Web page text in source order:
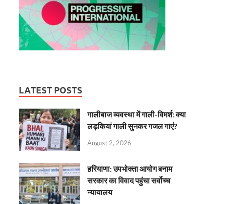
LATEST POSTS
गालीबाज व्‍यवस्‍था में गाली-विमर्श: क्या
लड़कियां गाली सुनकर गजल गाएं?
August 2, 2026
हरियाणा: उपभोक्ता आयोग बनाम
सरकार का विवाद पहुंचा सर्वोच्च
न्यायालय